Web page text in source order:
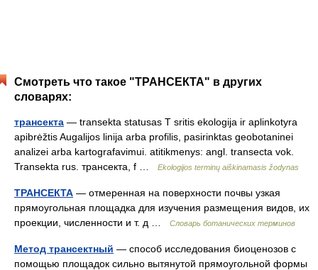
Смотреть что такое "ТРАНСЕКТА" в других
словарях:
трансекта — transekta statusas T sritis ekologija ir aplinkotyra
apibrėžtis Augalijos linija arba profilis, pasirinktas geobotaninei
analizei arba kartografavimui. atitikmenys: angl. transecta vok.
Transekta rus. трансекта, f …
Ekologijos terminų aiškinamasis žodynas
ТРАНСЕКТА — отмеренная на поверхности почвы узкая
прямоугольная площадка для изучения размещения видов, их
проекции, численности и т. д …
Словарь ботанических терминов
Метод трансектный — способ исследования биоценозов с
помощью площадок сильно вытянутой прямоугольной формы